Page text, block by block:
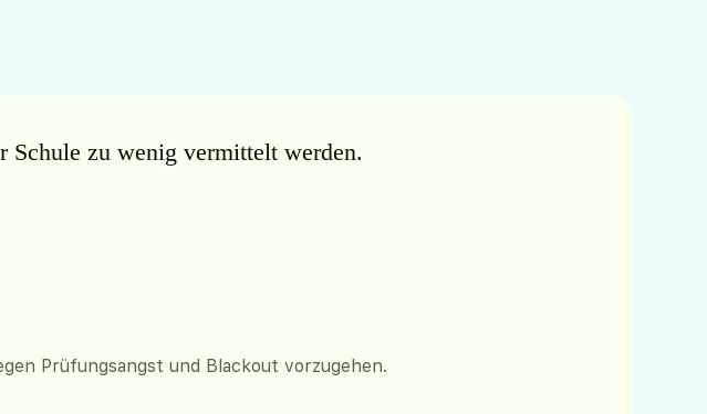
zu wenig vermittelt werden.
Prüfungsangst und Blackout vorzugehen.